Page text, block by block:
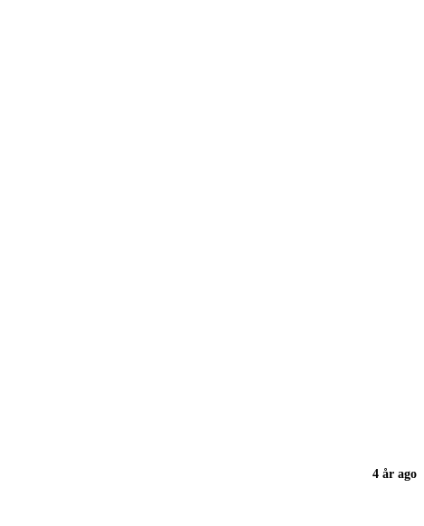
4 år ago